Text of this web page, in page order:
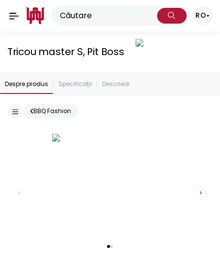
RO
Tricou master S, Pit Boss
Despre produs Specificații Descriere
BBQ Fashion